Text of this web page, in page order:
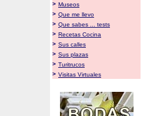
> Museos
> Que me llevo
> Que sabes ... tests
> Recetas Cocina
> Sus calles
> Sus plazas
> Turitrucos
> Visitas Virtuales